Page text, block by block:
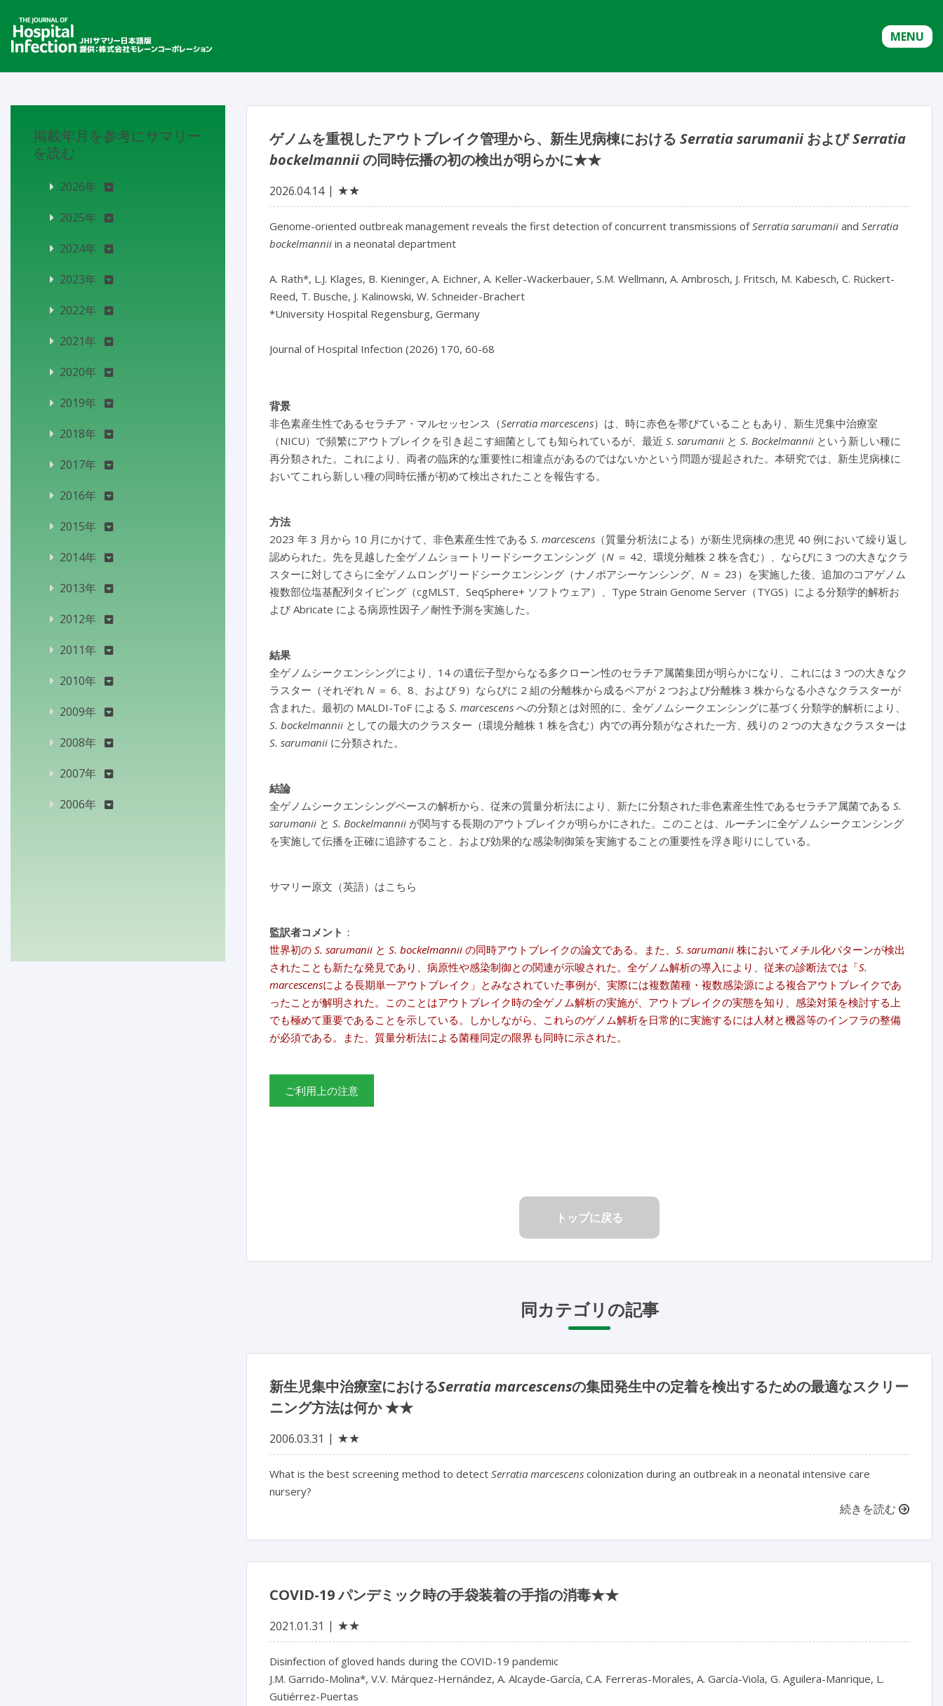
MENU
ゲノムを重視したアウトブレイク管理から、新生児病棟における Serratia sarumaniiおよびSerratia
bockelmanniiの同時伝播の初の検出が明らかに★★
2026.04.14 ★★
Genome-oriented outbreak management reveals the first detection of concurrent transmissions of Serratia sarumanii and Serratia
bockelmannii in a neonatal department
A. Rath*, L.J. Klages, B. Kieninger, A. Eichner, A. Keller-Wackerbauer, S.M. Wellmann, A. Ambrosch, J. Fritsch, M. Kabesch, C. Rückert-
Reed, T. Busche, J. Kalinowski, W. Schneider-Brachert
*University Hospital Regensburg, Germany
背景
非色素産生性であるセラチア・マルセッセンス（Serratia marcescens）は、時に赤色を帯びていることもあり、新生児集中治療室
（NICU）で頻繁にアウトブレイクを引き起こす細菌としても知られているが、最近 S. sarumanii と S. Bockelmannii という新しい種に
再分類された。これにより、両者の臨床的な重要性に相違点があるのではないかという問題が提起された。本研究では、新生児病棟に
おいてこれら新しい種の同時伝播が初めて検出されたことを報告する。
方法
2023 年 3 月から 10 月にかけて、非色素産生性である S. marcescens （質量分析法による）が新生児病棟の患児 40 例において繰り返し
認められた。先を見越した全ゲノムショートリードシークエンシング（N ＝ 42、環境分離株 2 株を含む）、ならびに 3 つの大きなクラ
スターに対してさらに全ゲノムロングリードシークエンシング（ナノポアシーケンシング、 N ＝ 23）を実施した後、追加のコアゲノム
複数部位塩基配列タイピング（cgMLST、SeqSphere+ ソフトウェア）、Type Strain Genome Server（TYGS）による分類学的解析お
よび Abricate による病原性因子／耐性予測を実施した。
結果
全ゲノムシークエンシングにより、14 の遺伝子型からなる多クローン性のセラチア属菌集団が明らかになり、これには 3 つの大きなク
ラスター（それぞれ N ＝ 6、8、および 9）ならびに 2 組の分離株から成るペアが 2 つおよび分離株 3 株からなる小さなクラスターが
含まれた。最初の MALDI-ToF による S. marcescens への分類とは対照的に、全ゲノムシークエンシングに基づく分類学的解析により、
S. bockelmannii としての最大のクラスター（環境分離株 1 株を含む）内での再分類がなされた一方、残りの 2 つの大きなクラスターは
S. sarumanii に分類された。
結論
全ゲノムシークエンシングベースの解析から、従来の質量分析法により、新たに分類された非色素産生性であるセラチア属菌である S.
sarumanii と S. Bockelmannii が関与する長期のアウトブレイクが明らかにされた。このことは、ルーチンに全ゲノムシークエンシング
を実施して伝播を正確に追跡すること、および効果的な感染制御策を実施することの重要性を浮き彫りにしている。
サマリー原文（英語）はこちら
監訳者コメント ：
世界初の S. sarumanii と S. bockelmannii の同時アウトブレイクの論文である。また、 S. sarumanii 株においてメチル化パターンが検出
されたことも新たな発見であり、病原性や感染制御との関連が示唆された。全ゲノム解析の導入により、従来の診断法では「S.
marcescensによる長期単一アウトブレイク」とみなされていた事例が、実際には複数菌種・複数感染源による複合アウトブレイクであ
ったことが解明された。このことはアウトブレイク時の全ゲノム解析の実施が、アウトブレイクの実態を知り、感染対策を検討する上
でも極めて重要であることを示している。しかしながら、これらのゲノム解析を日常的に実施するには人材と機器等のインフラの整備
が必須である。また、質量分析法による菌種同定の限界も同時に示された。
ご利用上の注意
トップに戻る
同カテゴリの記事
新生児集中治療室におけるSerratia marcescensの集団発生中の定着を検出するための最適なスクリー
ニング方法は何か ★★
2006.03.31 ★★
What is the best screening method to detect Serratia marcescens colonization during an outbreak in a neonatal intensive care
nursery?
続きを読む
COVID-19 パンデミック時の手袋装着の手指の消毒★★
2021.01.31 ★★
Disinfection of gloved hands during the COVID-19 pandemic
J.M. Garrido-Molina*, V.V. Márquez-Hernández, A. Alcayde-García, C.A. Ferreras-Morales, A. García-Viola, G. Aguilera-Manrique, L.
Gutiérrez-Puertas
掲載年月を参考にサマリー
を読む
2026年
2025年
2024年
2023年
2022年
2021年
2020年
2019年
2018年
2017年
2016年
2015年
2014年
2013年
2012年
2011年
2010年
2009年
2008年
2007年
2006年